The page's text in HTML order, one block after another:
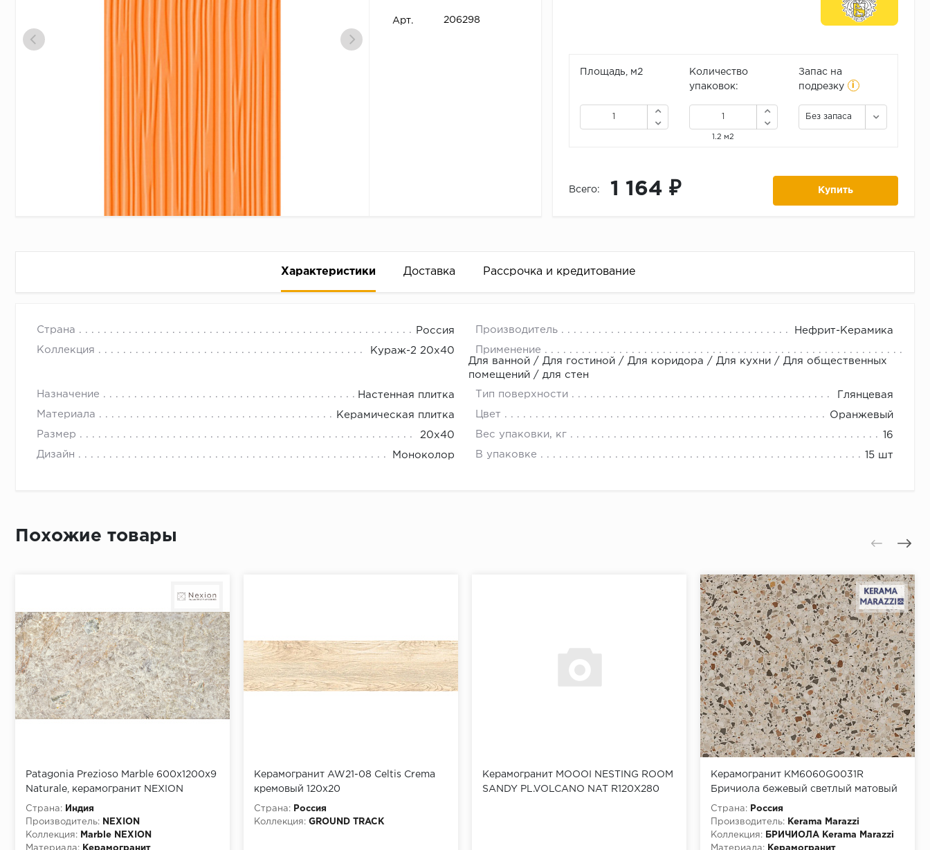
Арт. 206298
Площадь, м2
Количество
упаковок:
1.2 м2
Запас на
подрезку
i
Без запаса
Всего: 1 164 ₽ Купить
Характеристики Доставка Рассрочка и кредитование
Страна Россия Производитель Нефрит-Керамика
Коллекция Кураж-2 20х40
Применение
Для ванной / Для гостиной / Для коридора / Для кухни / Для общественных
помещений / для стен
Назначение Настенная плитка Тип поверхности Глянцевая
Материала Керамическая плитка Цвет Оранжевый
Размер 20x40 Вес упаковки, кг 16
Дизайн Моноколор В упаковке 15 шт
Достаточно только паспорта
Похожие товары
Patagonia Prezioso Marble 600х1200х9
Naturale, керамогранит NEXION
Страна:
Индия
Производитель:
NEXION
Коллекция:
Marble NEXION
Материала:
Керамогранит
Керамогранит AW21-08 Celtis Crema
кремовый 120х20
Страна:
Россия
Коллекция: GROUND TRACK
Керамогранит MOOOI NESTING ROOM
SANDY PL.VOLCANO NAT R120X280
Керамогранит KM6060G0031R
Бричиола бежевый светлый матовый
обрезной 60x60 (1,8м2/54м2/30уп)
Страна:
Россия
Производитель:
Kerama Marazzi
Коллекция:
БРИЧИОЛА Kerama Marazzi
Материала:
Керамогранит